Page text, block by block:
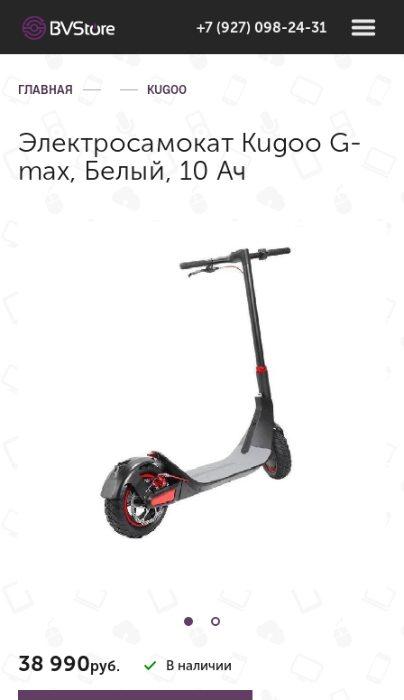
+7 (927) 098-24-31
ГЛАВНАЯ KUGOO
Электросамокат Kugoo G-
max, Белый, 10 Ач
38 990руб. В наличии